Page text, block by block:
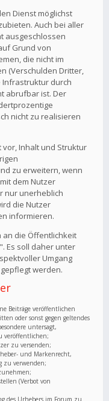
Dienst möglichst
Auch bei aller
ausgeschlossen
Grund von
die nicht im
(Verschulden Dritter,
Infrastruktur durch
abrufbar ist. Der
nicht zu realisieren
vor, Inhalt und Struktur
zu erweitern, wenn
dem Nutzer
nur unerheblich
die Nutzer
informieren.
an die Öffentlichkeit
Es soll daher unter
Umgang
werden.
Beiträge veröffentlichen
oder sonst gegen geltendes
untersagt,
veröffentlichen;
zu versenden;
und Markenrecht,
zu verwenden;
(Verbot von
des Urhebers im Forum zu